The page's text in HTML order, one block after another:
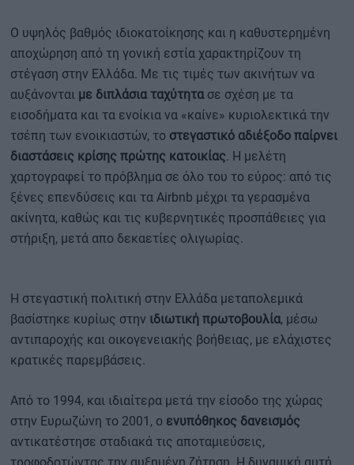
Ο υψηλός βαθμός ιδιοκατοίκησης και η καθυστερημένη
αποχώρηση από τη γονική εστία χαρακτηρίζουν τη
στέγαση στην Ελλάδα. Με τις τιμές των ακινήτων να
αυξάνονται με διπλάσια ταχύτητασε σχέση με τα
εισοδήματα και τα ενοίκια να «καίνε» κυριολεκτικά την
τσέπη των ενοικιαστών, το στεγαστικό αδιέξοδο παίρνει
διαστάσεις κρίσης πρώτης κατοικίας. Η μελέτη
χαρτογραφεί το πρόβλημα σε όλο του το εύρος: από τις
ξένες επενδύσεις και τα Airbnb μέχρι τα γερασμένα
ακίνητα, καθώς και τις κυβερνητικές προσπάθειες για
στήριξη, μετά απο δεκαετίες ολιγωρίας.
Η στεγαστική πολιτική στην Ελλάδα μεταπολεμικά
βασίστηκε κυρίως στην ιδιωτική πρωτοβουλία, μέσω
αντιπαροχής και οικογενειακής βοήθειας, με ελάχιστες
κρατικές παρεμβάσεις.
Από το 1994, και ιδιαίτερα μετά την είσοδο της χώρας
στην Ευρωζώνη το 2001, ο ενυπόθηκος δανεισμός
αντικατέστησε σταδιακά τις αποταμιεύσεις,
τροφοδοτώντας την αυξημένη ζήτηση. Η δυναμική αυτή